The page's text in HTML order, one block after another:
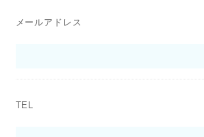
メールアドレス
TEL